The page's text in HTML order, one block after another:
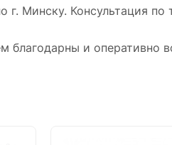
Минску. Консультация по
благодарны и оперативно